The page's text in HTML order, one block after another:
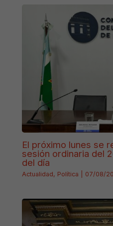
El próximo lunes se
sesión ordinaria del
del día
Actualidad, Política 07/08/